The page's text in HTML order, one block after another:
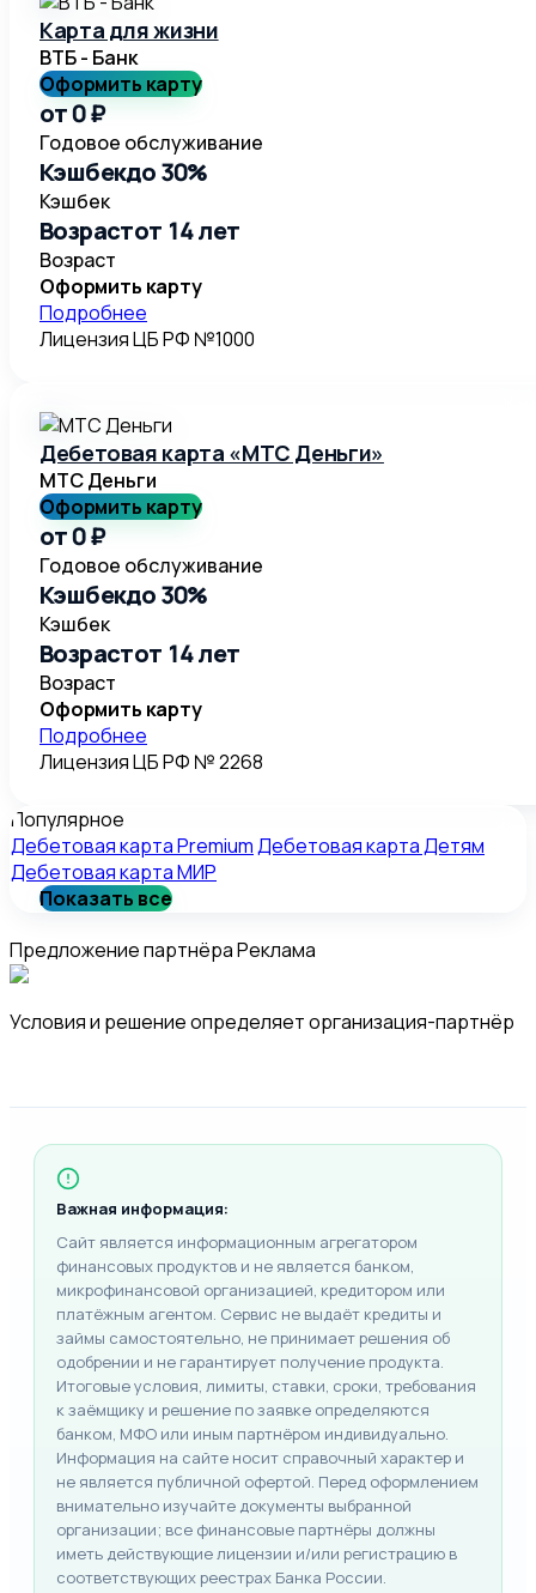
Карта для жизни
ВТБ - Банк
Оформить карту
от 0 ₽
Годовое обслуживание
Кэшбекдо 30%
Кэшбек
Возрастот 14 лет
Возраст
Оформить карту
Подробнее
Лицензия ЦБ РФ №1000
Дебетовая карта «МТС Деньги»
МТС Деньги
Оформить карту
от 0 ₽
Годовое обслуживание
Кэшбекдо 30%
Кэшбек
Возрастот 14 лет
Возраст
Оформить карту
Подробнее
Лицензия ЦБ РФ №2268
Популярное
Дебетовая карта PremiumДебетовая карта Детям
Дебетовая карта МИР
Показать все
Предложение партнёраРеклама
Условия и решение определяет организация-партнёр
Важная информация:
Сайт является информационным агрегатором
финансовых продуктов и не является банком,
микрофинансовой организацией, кредитором или
платёжным агентом. Сервис не выдаёт кредиты и
займы самостоятельно, не принимает решения об
одобрении и не гарантирует получение продукта.
Итоговые условия, лимиты, ставки, сроки, требования
к заёмщику и решение по заявке определяются
банком, МФО или иным партнёром индивидуально.
Информация на сайте носит справочный характер и
не является публичной офертой. Перед оформлением
внимательно изучайте документы выбранной
организации; все финансовые партнёры должны
иметь действующие лицензии и/или регистрацию в
соответствующих реестрах Банка России.